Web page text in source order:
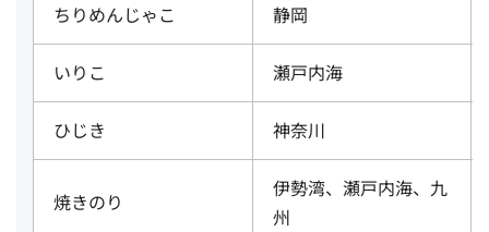
ちりめんじゃこ 静岡
いりこ 瀬戸内海
ひじき 神奈川
焼きのり
伊勢湾、瀬戸内海、九
州